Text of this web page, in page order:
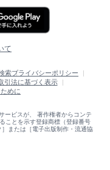
て
索プライバシーポリシー
引法に基づく表示
めに
ービスが、 著作権者からコンテ
ことを示す登録商標（登録番号
または［電子出版制作・流通協